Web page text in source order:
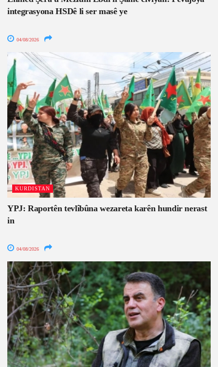
integrasyona HSDê li ser masê ye
04/08/2026
KURDISTAN
YPJ: Raportên tevlîbûna wezareta karên hundir nerast
in
04/08/2026